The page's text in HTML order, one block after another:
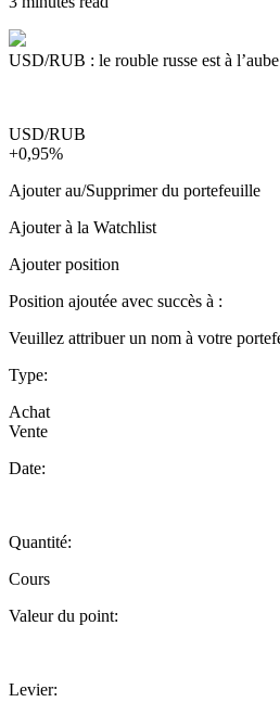
USD/RUB : le rouble russe est à l’aube
USD/RUB
+0,95%
Ajouter au/Supprimer du portefeuille
Ajouter à la Watchlist
Ajouter position
Position ajoutée avec succès à :
Veuillez attribuer un nom à votre
Type:
Achat
Vente
Date:
Quantité:
Cours
Valeur du point:
Levier: